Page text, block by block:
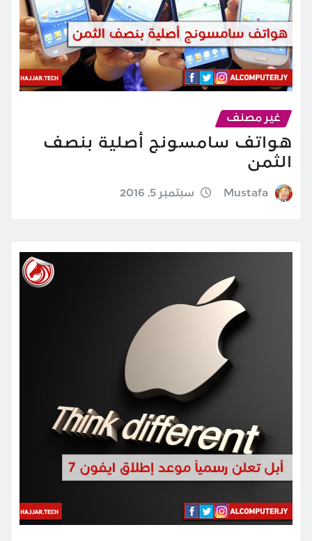
غير مصنف
هواتف سامسونج أصلية بنصف
الثمن
Mustafa سبتمبر 5, 2016